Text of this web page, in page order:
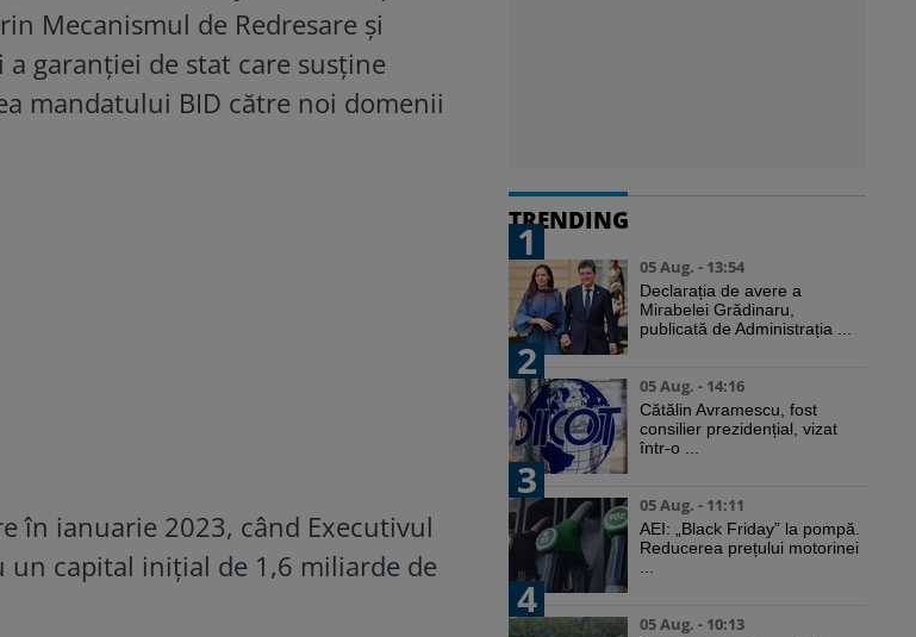
Mecanismul de Redresare și
garanției de stat care susține
mandatului BID către noi domenii
în ianuarie 2023, când Executivul
capital inițial de 1,6 miliarde de
TRENDING
1
05 Aug. - 13:54
Declarația de avere a
Mirabelei Grădinaru,
publicată de Administrația ...
2
05 Aug. - 14:16
Cătălin Avramescu, fost
consilier prezidențial, vizat
într-o ...
3
05 Aug. - 11:11
AEI: „Black Friday” la pompă.
Reducerea prețului motorinei
4
05 Aug. - 10:13